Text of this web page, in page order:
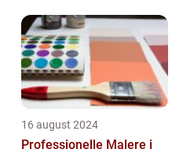
16 august 2024
Professionelle Malere i